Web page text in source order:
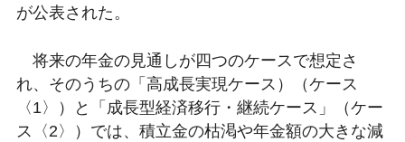
が公表された。
将来の年金の見通しが四つのケースで想定さ
れ、そのうちの「高成長実現ケース）（ケース
〈1〉）と「成長型経済移行・継続ケース」（ケー
ス〈2〉）では、積立金の枯渇や年金額の大きな減